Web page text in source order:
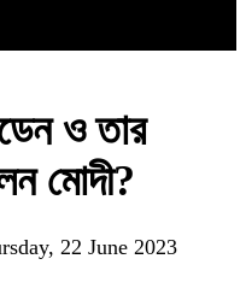
ও তার
মোদী?
22 June 2023